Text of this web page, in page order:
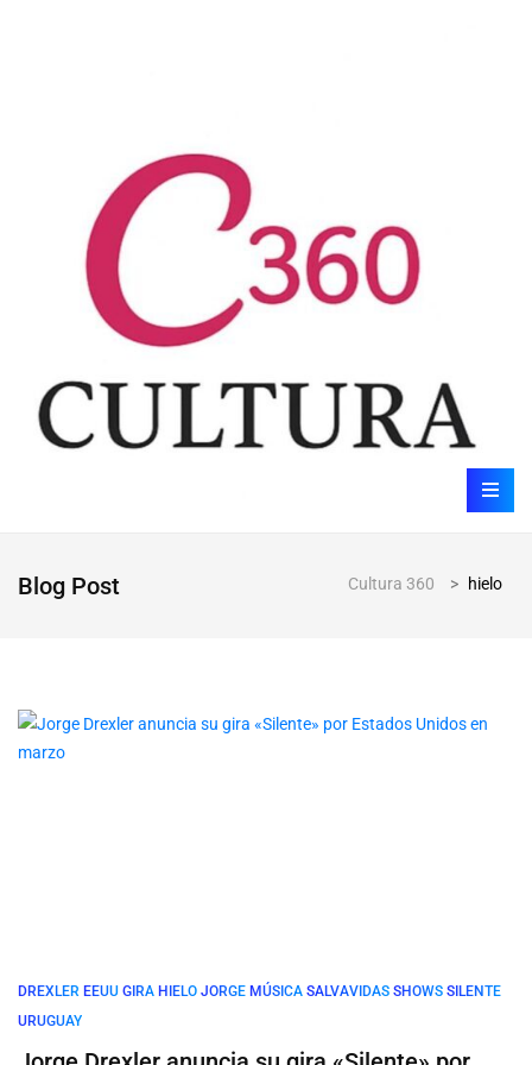
Blog Post Cultura 360 > hielo
DREXLER EEUU GIRA HIELO JORGE MÚSICA SALVAVIDAS SHOWS SILENTE
URUGUAY